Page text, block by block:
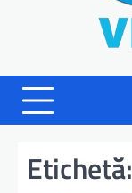
Etichetă: